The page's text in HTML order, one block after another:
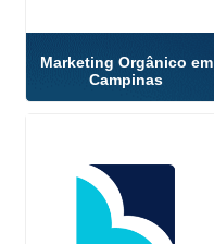
Marketing Orgânico em
Campinas